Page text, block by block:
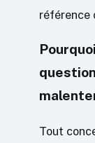
référence
Tout